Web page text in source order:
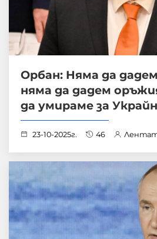
Орбан: Няма да
няма да дадем
да умираме за
23-10-2025г. 46